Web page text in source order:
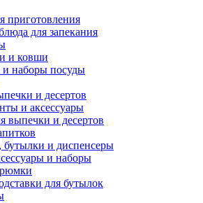
приготовления
для запекания
и ковши
наборы посуды
и десертов
и аксессуары
выпечки и десертов
и диспенсеры
и наборы
для бутылок